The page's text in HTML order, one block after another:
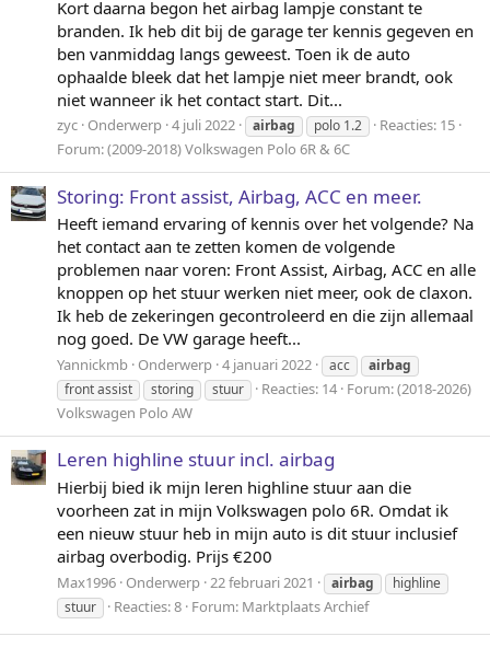
Kort daarna begon het airbag lampje constant te
branden. Ik heb dit bij de garage ter kennis gegeven en
ben vanmiddag langs geweest. Toen ik de auto
ophaalde bleek dat het lampje niet meer brandt, ook
niet wanneer ik het contact start. Dit...
zyc Onderwerp 4 juli 2022 airbag polo 1.2
Reacties: 15
Forum:(2009-2018) Volkswagen Polo 6R & 6C
Storing: Front assist, Airbag, ACC en meer.
Heeft iemand ervaring of kennis over het volgende? Na
het contact aan te zetten komen de volgende
problemen naar voren: Front Assist, Airbag, ACC en alle
knoppen op het stuur werken niet meer, ook de claxon.
Ik heb de zekeringen gecontroleerd en die zijn allemaal
nog goed. De VW garage heeft...
Yannickmb Onderwerp 4 januari 2022 acc
airbag
front assist
storing stuur Reacties: 14 Forum:(2018-2026)
Volkswagen Polo AW
Leren highline stuur incl. airbag
Hierbij bied ik mijn leren highline stuur aan die
voorheen zat in mijn Volkswagen polo 6R. Omdat ik
een nieuw stuur heb in mijn auto is dit stuur inclusief
airbag overbodig. Prijs €200
Max1996 Onderwerp 22 februari 2021 airbag
highline
stuur
Reacties: 8 Forum: Marktplaats Archief